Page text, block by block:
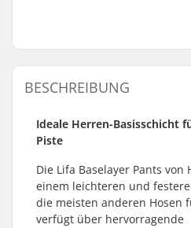
BESCHREIBUNG
Ideale Herren-Basisschicht
Piste
Die Lifa Baselayer Pants von
einem leichteren und
die meisten anderen Hosen
verfügt über hervorragende